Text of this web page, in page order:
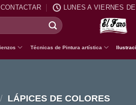
CONTACTAR LUNES A VIERNES
Técnicas de Pintura artística
/ LÁPICES DE COLORES